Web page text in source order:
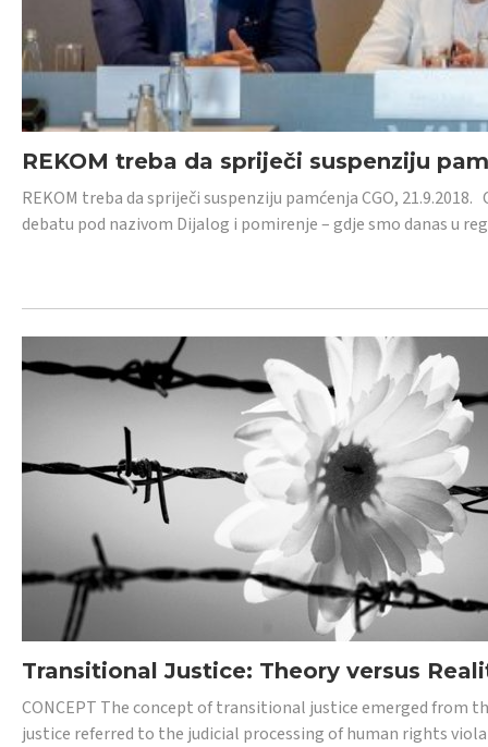
REKOM treba da spriječi suspenziju
REKOM treba da spriječi suspenziju pamćenja CGO,
debatu pod nazivom Dijalog i pomirenje – gdje smo danas u
Transitional Justice: Theory versus
CONCEPT The concept of transitional justice emerged
justice referred to the judicial processing of human rights